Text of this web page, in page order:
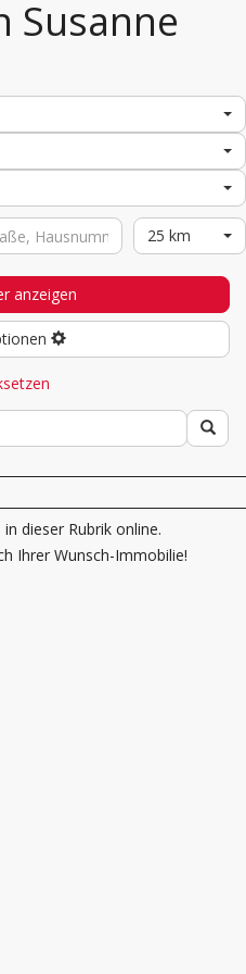
Susanne
25 km
anzeigen
dieser Rubrik online.
Ihrer Wunsch-Immobilie!